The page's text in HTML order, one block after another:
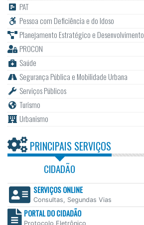
PAT
Pessoa com Deficiência e do Idoso
Planejamento Estratégico e Desenvolvimento
PROCON
Saúde
Segurança Pública e Mobilidade Urbana
Serviços Públicos
Turismo
Urbanismo
PRINCIPAIS SERVIÇOS
CIDADÃO
SERVIÇOS ONLINE
Consultas, Segundas Vias
PORTAL DO CIDADÃO
Protocolo Eletrônico